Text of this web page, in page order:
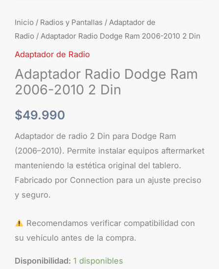
Inicio / Radios y Pantallas / Adaptador de
Radio / Adaptador Radio Dodge Ram 2006-2010 2 Din
Adaptador de Radio
Adaptador Radio Dodge Ram
2006-2010 2 Din
$49.990
Adaptador de radio 2 Din para Dodge Ram
(2006–2010). Permite instalar equipos aftermarket
manteniendo la estética original del tablero.
Fabricado por Connection para un ajuste preciso
y seguro.
Recomendamos verificar compatibilidad con
su vehículo antes de la compra.
Disponibilidad: 1 disponibles